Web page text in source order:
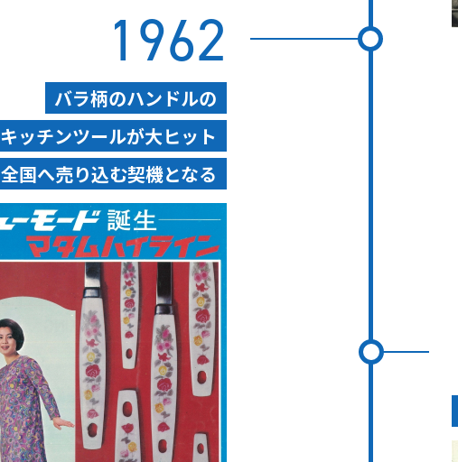
1962
バラ柄のハンドルの
キッチンツールが大ヒット
全国へ売り込む契機となる